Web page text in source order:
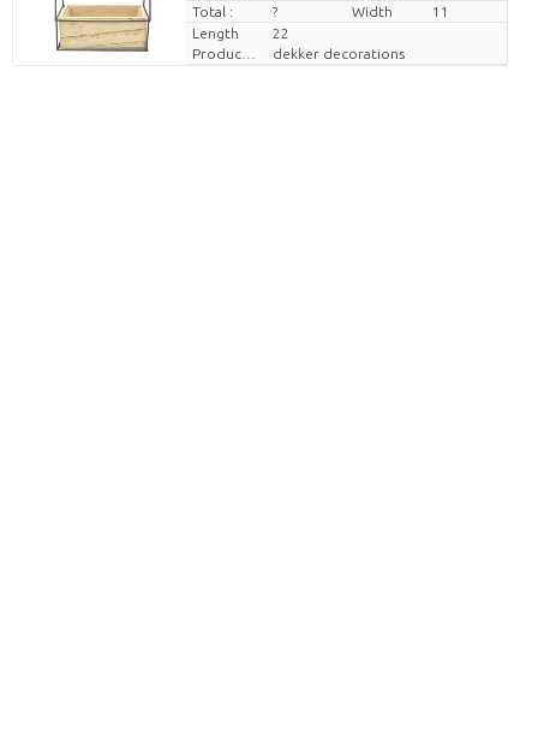
Total :
? Width
11
Length
22
Producteur
dekker decorations